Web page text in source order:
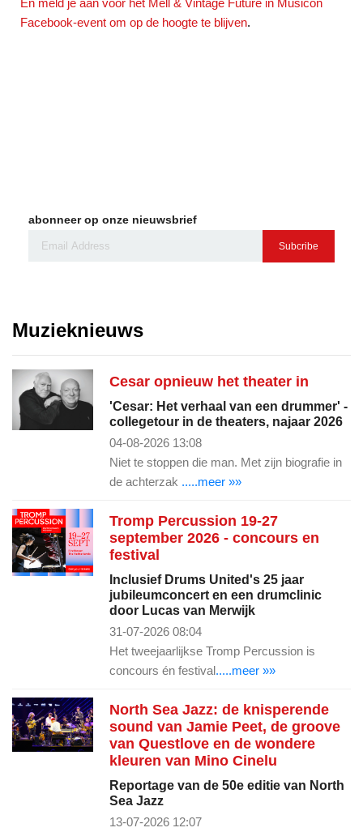
En meld je aan voor het Mell & Vintage Future in Musicon
Facebook-event om op de hoogte te blijven.
abonneer op onze nieuwsbrief
Subcribe
Muzieknieuws
Cesar opnieuw het theater in
'Cesar: Het verhaal van een drummer' -
collegetour in de theaters, najaar 2026
04-08-2026 13:08
Niet te stoppen die man. Met zijn biografie in
de achterzak .....meer »»
Tromp Percussion 19-27
september 2026 - concours en
festival
Inclusief Drums United's 25 jaar
jubileumconcert en een drumclinic
door Lucas van Merwijk
31-07-2026 08:04
Het tweejaarlijkse Tromp Percussion is
concours én festival.....meer »»
North Sea Jazz: de knisperende
sound van Jamie Peet, de groove
van Questlove en de wondere
kleuren van Mino Cinelu
Reportage van de 50e editie van North
Sea Jazz
13-07-2026 12:07